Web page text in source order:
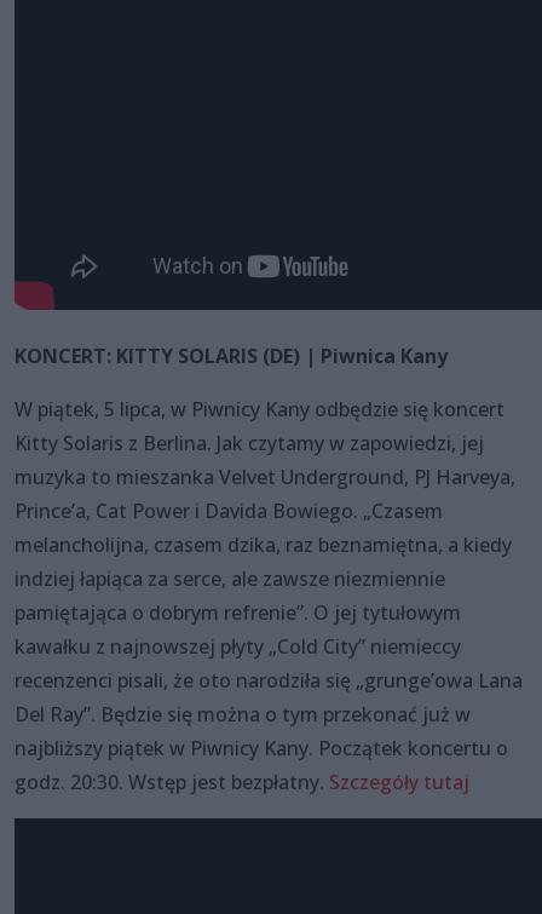
KONCERT: KITTY SOLARIS (DE) | Piwnica Kany
W piątek, 5 lipca, w Piwnicy Kany odbędzie się koncert
Kitty Solaris z Berlina. Jak czytamy w zapowiedzi, jej
muzyka to mieszanka Velvet Underground, PJ Harveya,
Prince’a, Cat Power i Davida Bowiego. „Czasem
melancholijna, czasem dzika, raz beznamiętna, a kiedy
indziej łapiąca za serce, ale zawsze niezmiennie
pamiętająca o dobrym refrenie”. O jej tytułowym
kawałku z najnowszej płyty „Cold City” niemieccy
recenzenci pisali, że oto narodziła się „grunge’owa Lana
Del Ray”. Będzie się można o tym przekonać już w
najbliższy piątek w Piwnicy Kany. Początek koncertu o
godz. 20:30. Wstęp jest bezpłatny. Szczegóły tutaj